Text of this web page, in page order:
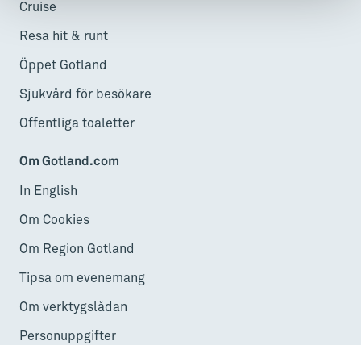
Cruise
Resa hit & runt
Öppet Gotland
Sjukvård för besökare
Offentliga toaletter
Om Gotland.com
In English
Om Cookies
Om Region Gotland
Tipsa om evenemang
Om verktygslådan
Personuppgifter